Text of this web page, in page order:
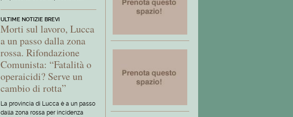
ULTIME NOTIZIE BREVI
Morti sul lavoro, Lucca
a un passo dalla zona
rossa. Rifondazione
Comunista: “Fatalità o
operaicidi? Serve un
cambio di rotta”
La provincia di Lucca è a un passo
dalla zona rossa per incidenza